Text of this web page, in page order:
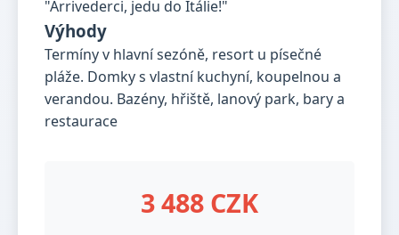
"Arrivederci, jedu do Itálie!"
Výhody
Termíny v hlavní sezóně, resort u písečné
pláže. Domky s vlastní kuchyní, koupelnou a
verandou. Bazény, hřiště, lanový park, bary a
restaurace
3 488 CZK